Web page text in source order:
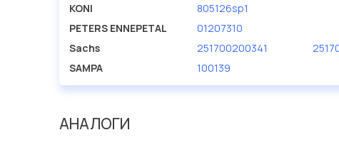
KONI
805126sp1
PETERS ENNEPETAL
01207310
Sachs
251700200341
SAMPA
100139
АНАЛОГИ